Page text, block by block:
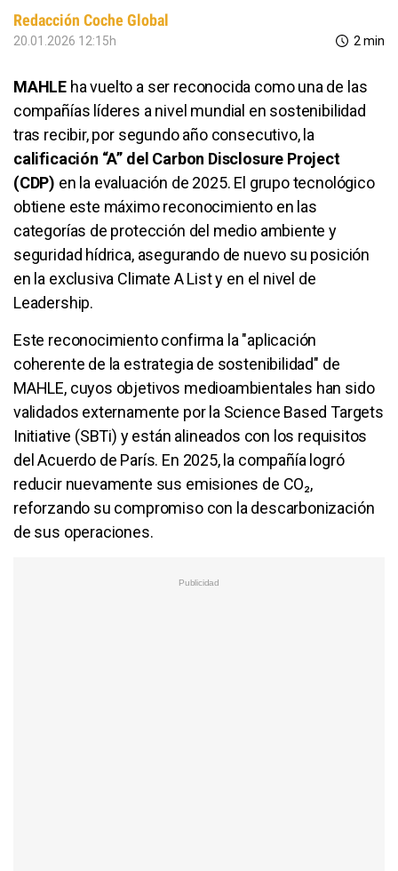
Redacción Coche Global
20.01.2026 12:15h 2 min
MAHLE ha vuelto a ser reconocida como una de las
compañías líderes a nivel mundial en sostenibilidad
tras recibir, por segundo año consecutivo, la
calificación “A” del Carbon Disclosure Project
(CDP) en la evaluación de 2025. El grupo tecnológico
obtiene este máximo reconocimiento en las
categorías de protección del medio ambiente y
seguridad hídrica, asegurando de nuevo su posición
en la exclusiva Climate A List y en el nivel de
Leadership.
Este reconocimiento confirma la "aplicación
coherente de la estrategia de sostenibilidad" de
MAHLE, cuyos objetivos medioambientales han sido
validados externamente por la Science Based Targets
Initiative (SBTi) y están alineados con los requisitos
del Acuerdo de París. En 2025, la compañía logró
reducir nuevamente sus emisiones de CO₂,
reforzando su compromiso con la descarbonización
de sus operaciones.